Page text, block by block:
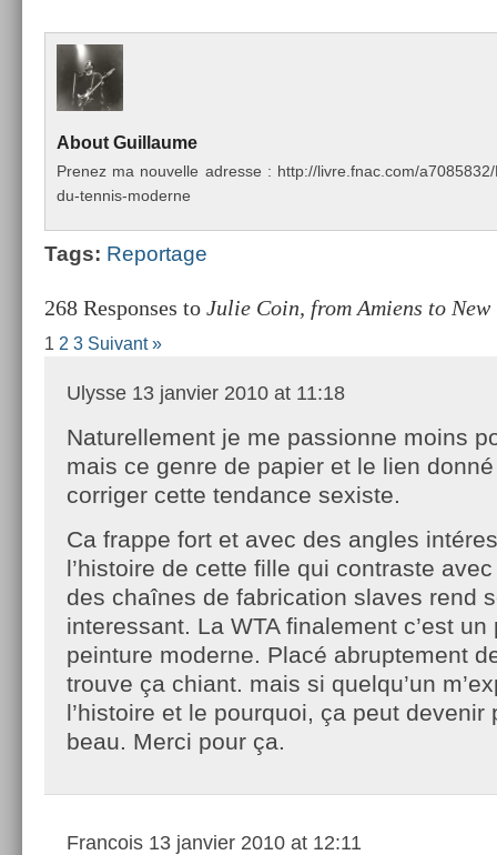
About Guil­laume
Pre­nez ma nouvel­le ad­resse : http://livre.fnac.com/
du-tennis-moderne
Tags: Re­por­tage
268 Responses to Julie Coin, from Amiens to New
1 2 3 Suivant »
Ulysse 13 janvier 2010 at 11:18
Naturellement je me passionne moins
mais ce genre de papier et le lien donné
corriger cette tendance sexiste.
Ca frappe fort et avec des angles
l’histoire de cette fille qui contraste
des chaînes de fabrication slaves rend
interessant. La WTA finalement c’est
peinture moderne. Placé abruptement
trouve ça chiant. mais si quelqu’un
l’histoire et le pourquoi, ça peut devenir
beau. Merci pour ça.
Francois 13 janvier 2010 at 12:11